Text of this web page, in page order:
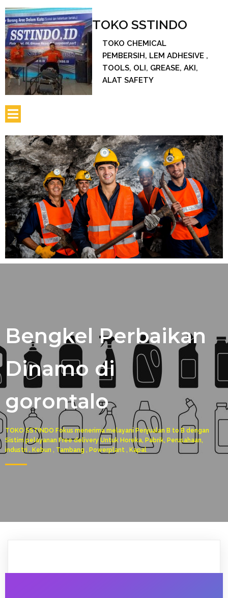
TOKO SSTINDO
TOKO CHEMICAL
PEMBERSIH, LEM ADHESIVE ,
TOOLS, OLI, GREASE, AKI,
ALAT SAFETY
Bengkel Perbaikan
Dinamo di
gorontalo
TOKO SSTINDO Fokus menerima melayani Penjualan B to B dengan
Sistim pelayanan Free delivery Untuk Horeka, Pabrik, Perusahaan,
industri , Kebun , Tambang , Powerplant , Kapal